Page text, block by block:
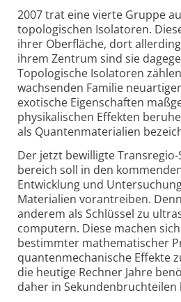
2007 trat eine vierte Gruppe
topologischen Isolatoren.
ihrer Oberfläche, dort
ihrem Zentrum sind sie
Topologische Isolatoren
wachsenden Familie
exotische Eigenschaften
physikalischen Effekten
als Quantenmaterialien
Der jetzt bewilligte
bereich soll in den
Entwicklung und
Materialien vorantreiben.
anderem als Schlüssel zu
computern. Diese machen
bestimmter mathematischer
quantenmechanische Effekte
die heutige Rechner Jahre
daher in Sekundenbruchteilen